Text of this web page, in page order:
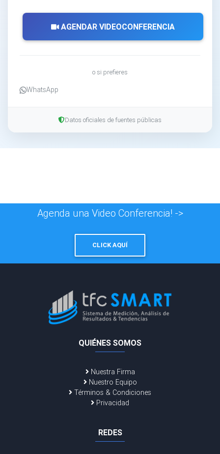
AGENDAR VIDEOCONFERENCIA
o si prefieres
WhatsApp
Datos oficiales de fuentes públicas
Agenda una Video Conferencia! ->
CLICK AQUÍ
QUIÉNES SOMOS
Nuestra Firma
Nuestro Equipo
Términos & Condiciones
Privacidad
REDES